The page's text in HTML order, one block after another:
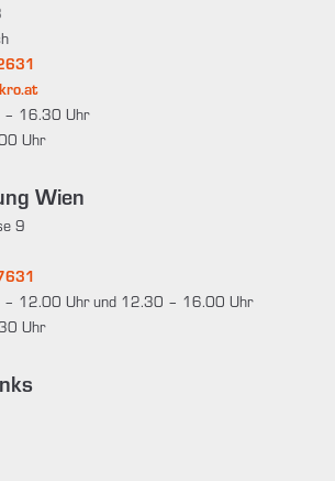
– 16.30 Uhr
Uhr
Wien
9
– 12.00 Uhr und 12.30 – 16.00 Uhr
Uhr